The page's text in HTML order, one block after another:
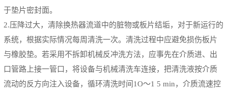
于垫片密封面。
2.压降过大，清除换热器流道中的脏物或板片结垢，对于新运行的
系统，根据实际情况每周清洗一次。清洗过程中应避免损伤板片
与橡胶垫。若采用不拆卸机械反冲洗方法，应事先在介质进、出
口管路上接一管口，将设备与机械清洗车连接，把清洗液按介质
流动的反方向注入设备，循环清洗时间 1O～1 5 min，介质流速控